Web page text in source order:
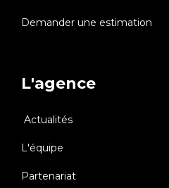
Demander une estimation
L'agence
Actualités
L'équipe
Partenariat